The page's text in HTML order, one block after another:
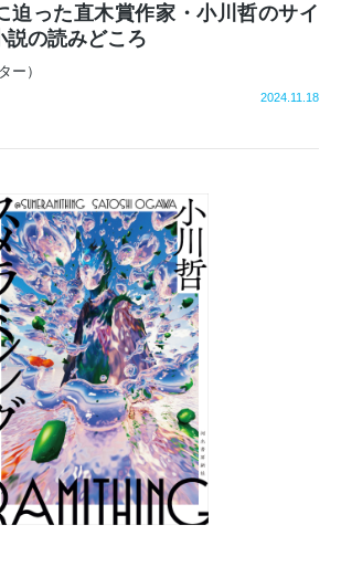
迫った直木賞作家・小川哲のサイ
説の読みどころ
ー）
2024.11.18